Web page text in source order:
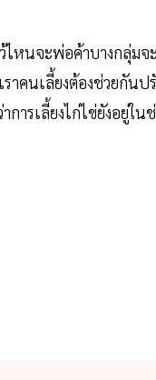
ไหนจะพ่อค้าบางกลุ่ม
คนเลี้ยงต้องช่วยกัน
ารเลี้ยงไก่ไข่ยังอยู่ใ